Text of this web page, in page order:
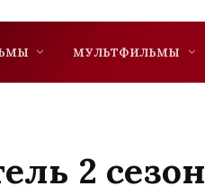
МУЛЬТФИЛЬМЫ
2 сезон